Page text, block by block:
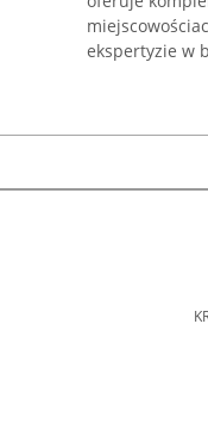
ekspertyzie w